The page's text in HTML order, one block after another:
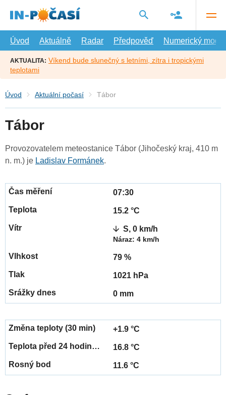
hlavní
Úvod
Aktuálně Radar Předpověď Numerický model
AKTUALITA: Víkend bude slunečný s letními, zítra i tropickými
teplotami
Úvod Aktuální počasí Tábor
Tábor
Provozovatelem meteostanice Tábor (Jihočeský kraj, 410 m
n. m.) je Ladislav Formánek.
07:30
15.2 °C
S, 0 km/h
Náraz: 4 km/h
79 %
1021 hPa
0 mm
+1.9 °C
16.8 °C
11.6 °C